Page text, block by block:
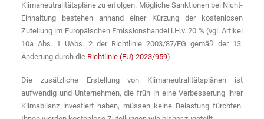
Klimaneutralitätspläne zu erfolgen. Mögliche Sanktionen bei Nicht-
Einhaltung bestehen anhand einer Kürzung der kostenlosen
Zuteilung im Europäischen Emissionshandel i.H.v. 20 % (vgl. Artikel
10a Abs. 1 UAbs. 2 der Richtlinie 2003/87/EG gemäß der 13.
Änderung durch die Richtlinie (EU) 2023/959).
Die zusätzliche Erstellung von Klimaneutralitätsplänen ist
aufwendig und Unternehmen, die früh in eine Verbesserung ihrer
Klimabilanz investiert haben, müssen keine Belastung fürchten.